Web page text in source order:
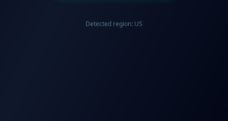
Detected region: US